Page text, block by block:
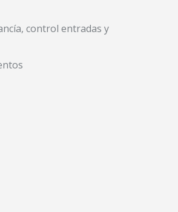
control entradas y